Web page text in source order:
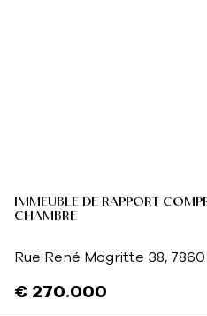
IMMEUBLE DE RAPPORT
CHAMBRE
Rue René Magritte 38,
€ 270.000